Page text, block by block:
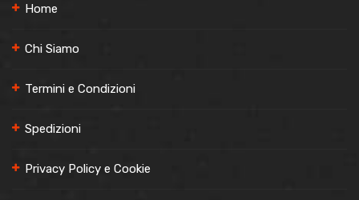
Home
Chi Siamo
Termini e Condizioni
Spedizioni
Privacy Policy e Cookie